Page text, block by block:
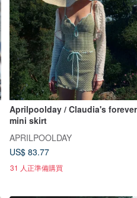
Aprilpoolday / Claudia's forever
mini skirt
APRILPOOLDAY
US$ 83.77
31 人正準備購買